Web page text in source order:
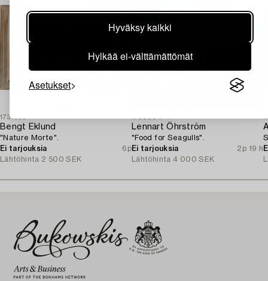
Hyväksy kaikki
Hylkää ei-välttämättömät
Asetukset
1731909
Bengt Eklund
"Nature Morte".
Ei tarjouksia
6p
Lähtöhinta 2 500 SEK
1730004
Lennart Öhrström
"Food for Seagulls".
Ei tarjouksia
2p 19 h
Lähtöhinta 4 000 SEK